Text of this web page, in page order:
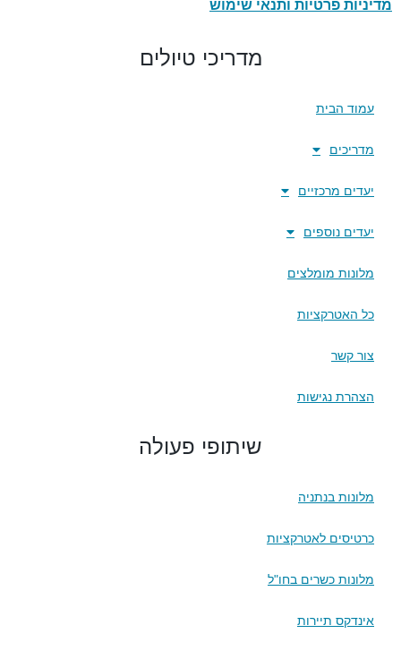
מדיניות פרטיות ותנאי שימוש
מדריכי טיולים
עמוד הבית
מדריכים
יעדים מרכזיים
יעדים נוספים
מלונות מומלצים
כל האטרקציות
צור קשר
הצהרת נגישות
שיתופי פעולה
מלונות בנתניה
כרטיסים לאטרקציות
מלונות כשרים בחו"ל
אינדקס תיירות